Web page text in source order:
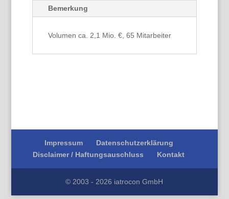
Bemerkung
Volumen ca. 2,1 Mio. €, 65 Mitarbeiter
Impressum
Datenschutzerklärung
Disclaimer / Haftungsauschluss
Kontakt
© 2003 - 2026 iatrocon GmbH